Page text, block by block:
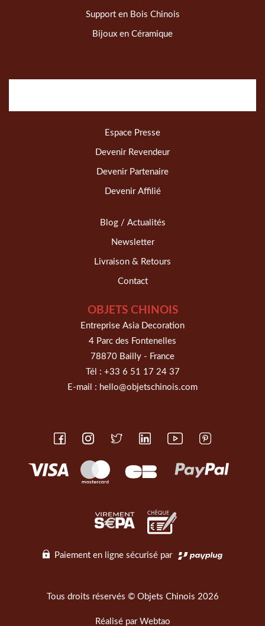
Support en Bois Chinois
Bijoux en Céramique
Espace Presse
Devenir Revendeur
Devenir Partenaire
Devenir Affilié
Blog / Actualités
Newsletter
Livraison & Retours
Contact
OBJETS CHINOIS
Entreprise Asia Decoration
4 Parc des Fontenelles
78870 Bailly - France
Tél : +33 6 51 17 24 37
E-mail : hello@objetschinois.com
Paiement en ligne sécurisé par
Tous droits réservés © Objets Chinois 2026
Réalisé par Webtao